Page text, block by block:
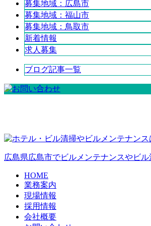
募集地域：広島市
募集地域：福山市
募集地域：鳥取市
新着情報
求人募集
ブログ記事一覧
広島県広島市でビルメンテナンスやビ
HOME
業務案内
現場情報
採用情報
会社概要